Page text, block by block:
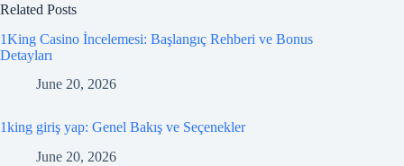
Related Posts
1King Casino İncelemesi: Başlangıç Rehberi ve Bonus
Detayları
June 20, 2026
1king giriş yap: Genel Bakış ve Seçenekler
June 20, 2026